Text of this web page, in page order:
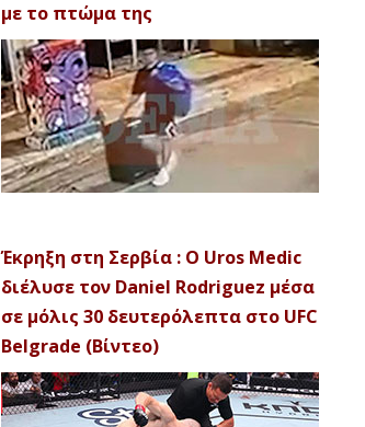
με το πτώμα της
Έκρηξη στη Σερβία : Ο Uros Medic
διέλυσε τον Daniel Rodriguez μέσα
σε μόλις 30 δευτερόλεπτα στο UFC
Belgrade (Βίντεο)